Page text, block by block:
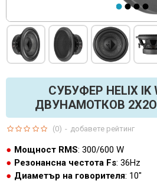
СУБУФЕР HELIX IK
ДВУНАМОТКОВ
Мощност RMS: 300/600 W
Резонансна честота Fs: 36Hz
Диаметър на говорителя: 10"
(0) - добавете рейтинг